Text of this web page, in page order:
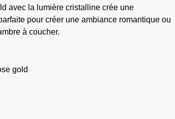
avec la lumière cristalline crée une
pour créer une ambiance romantique ou
à coucher.